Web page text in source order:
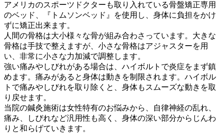
アメリカのスポーツドクターも取り入れている骨盤矯正専用
のベッド、『トムソンベッド』を使用し、身体に負担をかけ
ずに矯正出来ます。
人間の骨格は大小様々な骨が組み合わさっています。大きな
骨格は手技で整えますが、小さな骨格はアジャスターを用
い、非常に小さな力加減で調整します。
強い痛みやしびれがある場合は、ハイボルトで炎症をまず鎮
めます。痛みがあると身体は動きを制限されます。ハイボル
トで痛みやしびれを取り除くと、身体もスムーズな動きを取
り戻せます。
当院の鍼灸施術は女性特有のお悩みから、自律神経の乱れ、
痛み、しびれなど汎用性も高く、身体の深い部分からじんわ
りと和らげていきます。